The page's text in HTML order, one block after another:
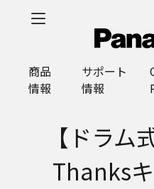
商品
情報
サポート
情報
【ドラム
Thanks